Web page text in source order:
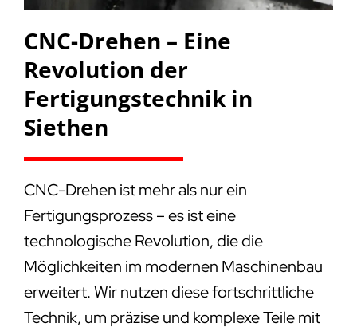
CNC-Drehen – Eine
Revolution der
Fertigungstechnik in
Siethen
CNC-Drehen ist mehr als nur ein
Fertigungsprozess – es ist eine
technologische Revolution, die die
Möglichkeiten im modernen Maschinenbau
erweitert. Wir nutzen diese fortschrittliche
Technik, um präzise und komplexe Teile mit